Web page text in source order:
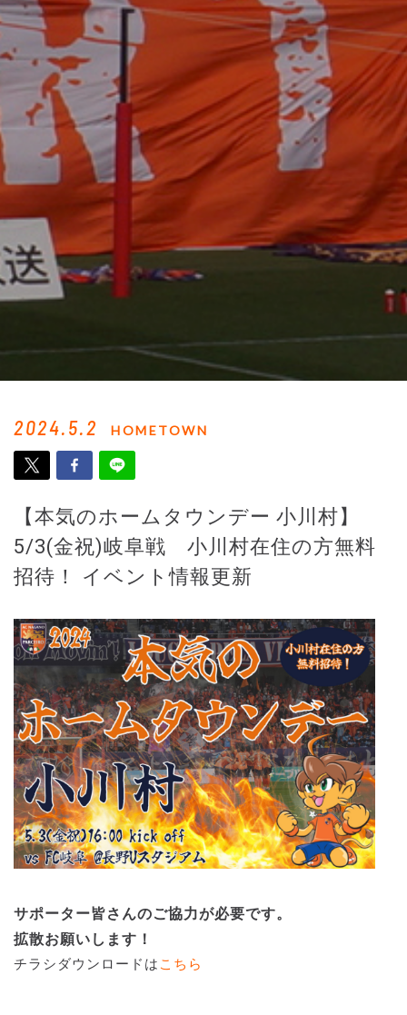
2024.5.2 HOMETOWN
【本気のホームタウンデー 小川村】
5/3(金祝)岐阜戦 小川村在住の方無料
招待！ イベント情報更新
サポーター皆さんのご協力が必要です。
拡散お願いします！
チラシダウンロードは こちら